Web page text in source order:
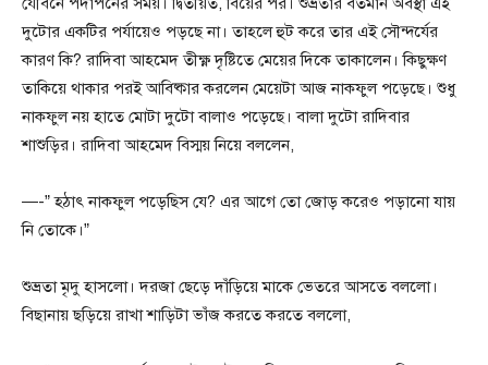
দুটোর একটির পর্যায়েও পড়ছে না। তাহলে হুট করে তার এই সৌন্দর্যের
কারণ কি? রাদিবা আহমেদ তীক্ষ্ণ দৃষ্টিতে মেয়ের দিকে তাকালেন। কিছুক্ষণ
তাকিয়ে থাকার পরই আবিষ্কার করলেন মেয়েটা আজ নাকফুল পড়েছে। শুধু
নাকফুল নয় হাতে মোটা দুটো বালাও পড়েছে। বালা দুটো রাদিবার
শাশুড়ির। রাদিবা আহমেদ বিস্ময় নিয়ে বললেন,
—-” হঠাৎ নাকফুল পড়েছিস যে? এর আগে তো জোড় করেও পড়ানো যায়
নি তোকে।”
শুভ্রতা মৃদু হাসলো। দরজা ছেড়ে দাঁড়িয়ে মাকে ভেতরে আসতে বললো।
বিছানায় ছড়িয়ে রাখা শাড়িটা ভাঁজ করতে করতে বললো,